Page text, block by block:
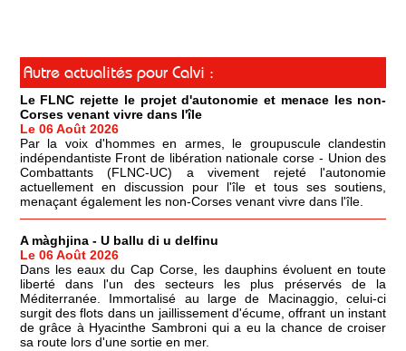
Autre actualités pour Calvi :
Le FLNC rejette le projet d'autonomie et menace les non-
Corses venant vivre dans l'île
Le 06 Août 2026
Par la voix d'hommes en armes, le groupuscule clandestin
indépendantiste Front de libération nationale corse - Union des
Combattants (FLNC-UC) a vivement rejeté l'autonomie
actuellement en discussion pour l'île et tous ses soutiens,
menaçant également les non-Corses venant vivre dans l'île.
A màghjina - U ballu di u delfinu
Le 06 Août 2026
Dans les eaux du Cap Corse, les dauphins évoluent en toute
liberté dans l'un des secteurs les plus préservés de la
Méditerranée. Immortalisé au large de Macinaggio, celui-ci
surgit des flots dans un jaillissement d'écume, offrant un instant
de grâce à Hyacinthe Sambroni qui a eu la chance de croiser
sa route lors d'une sortie en mer.